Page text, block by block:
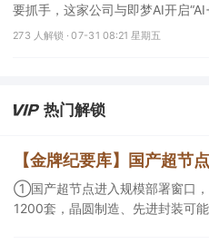
要抓手，这家公司与即梦AI开启
②欧盟计划投资114亿美元建7座
链价值量将进一步向光芯片、光
逊盘后涨9%，云计算业务创2021
273 人解锁 ·07-31 08:21 星期五
热门解锁
①国产超节点进入规模部署窗口
1200套，晶圆制造、先进封装可